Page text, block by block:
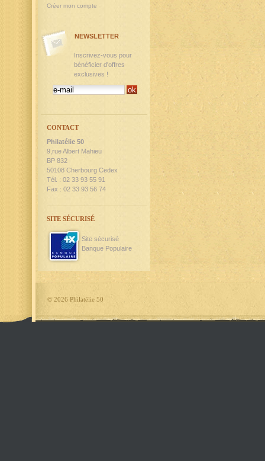
Créer mon compte
NEWSLETTER
Inscrivez-vous pour
bénéficier d'offres
exclusives !
CONTACT
Philatélie 50
9,rue Albert Mahieu
BP 832
50108 Cherbourg Cedex
Tél. : 02 33 93 55 91
Fax : 02 33 93 56 74
SITE SÉCURISÉ
Site sécurisé
Banque Populaire
© 2026 Philatélie 50